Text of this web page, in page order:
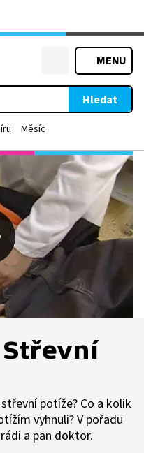
MENU
Hledat
Měsíc
potíže? Co a kolik
vyhnuli? V pořadu
a pan doktor.